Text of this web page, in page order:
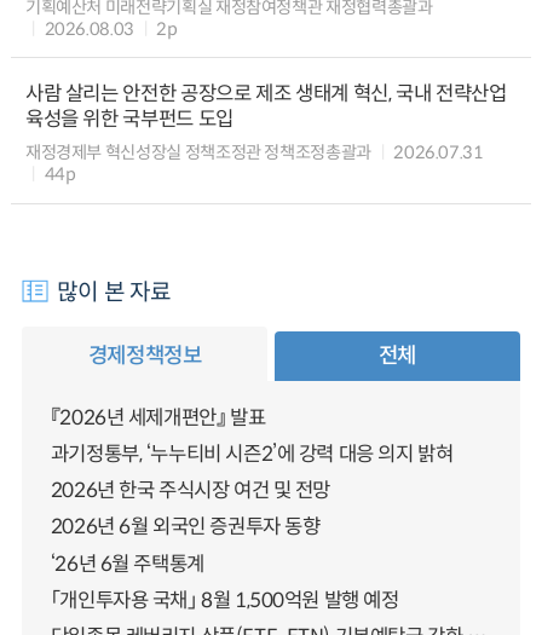
기획예산처 미래전략기획실 재정참여정책관 재정협력총괄과
2026.08.03
2p
사람 살리는 안전한 공장으로 제조 생태계 혁신, 국내 전략산업
육성을 위한 국부펀드 도입
재정경제부 혁신성장실 정책조정관 정책조정총괄과
2026.07.31
44p
많이 본 자료
경제정책정보 전체
『2026년 세제개편안』 발표
과기정통부, ‘누누티비 시즌2’에 강력 대응 의지 밝혀
2026년 한국 주식시장 여건 및 전망
2026년 6월 외국인 증권투자 동향
‘26년 6월 주택통계
「개인투자용 국채」 8월 1,500억원 발행 예정